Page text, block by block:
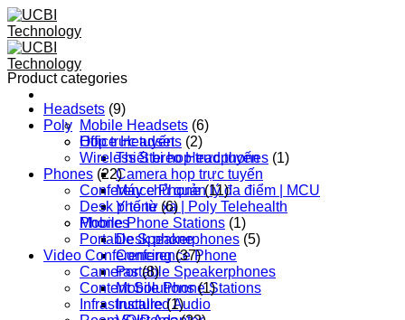
Skip
to
content
Poly
Họp trực tuyến
Thiết bị họp trực tuyến
Camera họp trực tuyến
Máy chủ quản lý đa điểm | MCU
Y tế từ xa | Poly Telehealth
Phones
Desk phone
Conference Phone
Portable Speakerphones
Mobile Phone Stations
Installed Audio
Product categories
Headsets (9)
Mobile Headsets (6)
Office Headsets (2)
Wireless Stereo Headphones (1)
Phones (22)
Conference Phone (11)
Desk phone (6)
Mobile Phone Stations (1)
Portable Speakerphones (5)
Video Conferencing (37)
Cameras (8)
Content Solutions (1)
Infrastructure (1)